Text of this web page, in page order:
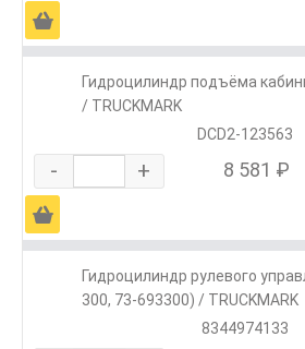
Ä
Гидроцилиндр подъёма
/ TRUCKMARK
DCD2-123563
- + 8 581 ₽
Ä
Гидроцилиндр рулевого
300, 73-693300) / TRUCKMARK
8344974133